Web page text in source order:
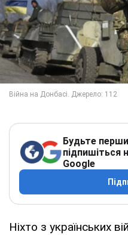
Будьте
підпишіться
Google
Ніхто з українських